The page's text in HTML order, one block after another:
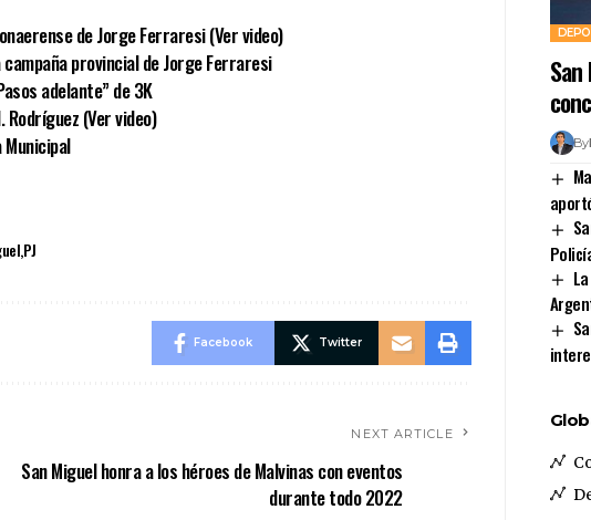
de Jorge Ferraresi (Ver video)
provincial de Jorge Ferraresi
adelante” de 3K
(Ver video)
PJ
Facebook Twitter
NEXT ARTICLE
San Miguel honra a los héroes de Malvinas con eventos
durante todo 2022
By